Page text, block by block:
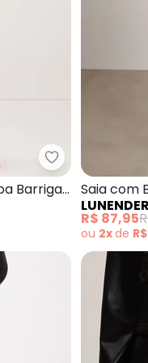
Lunender -
Barriga
Saia com
Alfaiataria
LUNENDER
R$ 87,95
ou 2xde